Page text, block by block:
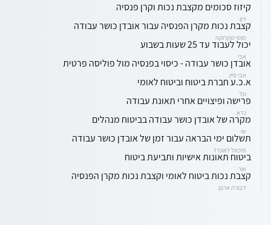
קיזוז סכומים מקצבת נכות וקרן פנסיה
ירון
קצבת נכות מקרן הפנסיה עבור אובדן כושר עבודה
מוטי שקרוקה
יכול לעבוד עד 25 שעות בשבוע
אבי
אובדן כושר עבודה - כיסוי בפנסיה מול פוליסה פרטית
אבי פיין
א.כ.ע חברת ביטוח וביטוח לאומי
טל
פרישה ופיצויים אחרי תאונת עבודה
נדא
מקרה של אובדן כושר עבודה בביטוח מנהלים
שי
תשלום ימי הבראה עבור זמן של אובדן כושר עבודה
מיכאל לאונרד
ביטוח תאונות אישיות ותביעת ביטוח
אור
קצבת נכות ביטוח לאומי וקצבת נכות מקרן הפנסיה
דבורה ארנון